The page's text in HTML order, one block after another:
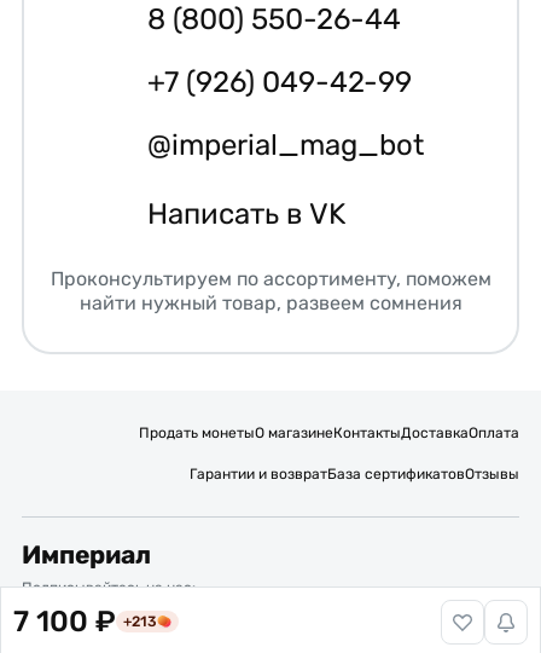
7 100 ₽ +213
8 (800) 550-26-44
+7 (926) 049-42-99
@imperial_mag_bot
Написать в VK
Проконсультируем по ассортименту, поможем
найти нужный товар, развеем сомнения
Продать монетыО магазинеКонтактыДоставкаОплата
Гарантии и возвратБаза сертификатовОтзывы
Империал
Подписывайтесь на нас:
Вакансии